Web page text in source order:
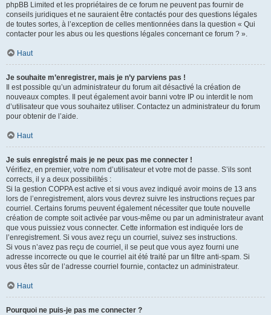
phpBB Limited et les propriétaires de ce forum ne peuvent pas fournir de
conseils juridiques et ne sauraient être contactés pour des questions légales
de toutes sortes, à l’exception de celles mentionnées dans la question « Qui
contacter pour les abus ou les questions légales concernant ce forum ? ».
Haut
Je souhaite m’enregistrer, mais je n’y parviens pas !
Il est possible qu’un administrateur du forum ait désactivé la création de
nouveaux comptes. Il peut également avoir banni votre IP ou interdit le nom
d’utilisateur que vous souhaitez utiliser. Contactez un administrateur du forum
pour obtenir de l’aide.
Haut
Je suis enregistré mais je ne peux pas me connecter !
Vérifiez, en premier, votre nom d’utilisateur et votre mot de passe. S’ils sont
corrects, il y a deux possibilités :
Si la gestion COPPA est active et si vous avez indiqué avoir moins de 13 ans
lors de l’enregistrement, alors vous devrez suivre les instructions reçues par
courriel. Certains forums peuvent également nécessiter que toute nouvelle
création de compte soit activée par vous-même ou par un administrateur avant
que vous puissiez vous connecter. Cette information est indiquée lors de
l’enregistrement. Si vous avez reçu un courriel, suivez ses instructions.
Si vous n’avez pas reçu de courriel, il se peut que vous ayez fourni une
adresse incorrecte ou que le courriel ait été traité par un filtre anti-spam. Si
vous êtes sûr de l’adresse courriel fournie, contactez un administrateur.
Haut
Pourquoi ne puis-je pas me connecter ?